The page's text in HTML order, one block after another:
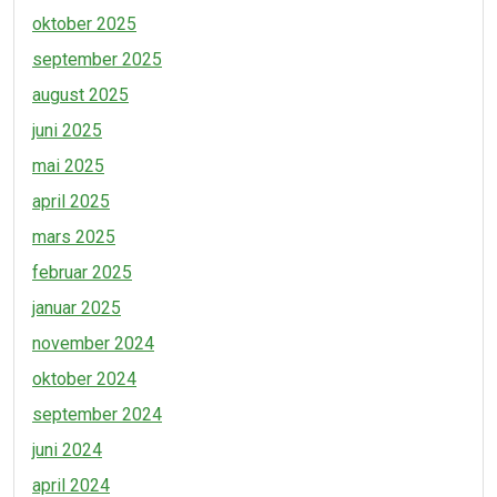
oktober 2025
september 2025
august 2025
juni 2025
mai 2025
april 2025
mars 2025
februar 2025
januar 2025
november 2024
oktober 2024
september 2024
juni 2024
april 2024